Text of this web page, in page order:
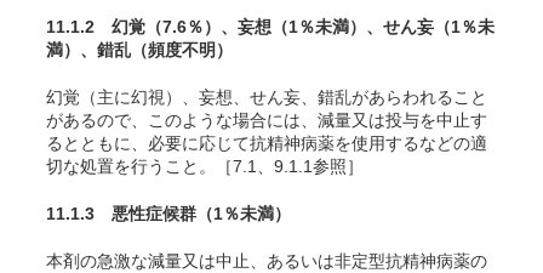
11.1.2 幻覚 （7.6％） 、妄想 （1％未満） 、せん妄 （1％未
満） 、錯乱 （頻度不明）
幻覚（主に幻視）、妄想、せん妄、錯乱があらわれること
があるので、このような場合には、減量又は投与を中止す
るとともに、必要に応じて抗精神病薬を使用するなどの適
切な処置を行うこと。［7.1、9.1.1参照］
11.1.3 悪性症候群 （1％未満）
本剤の急激な減量又は中止、あるいは非定型抗精神病薬の